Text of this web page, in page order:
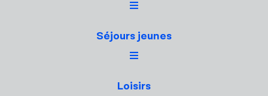
Séjours jeunes
Loisirs